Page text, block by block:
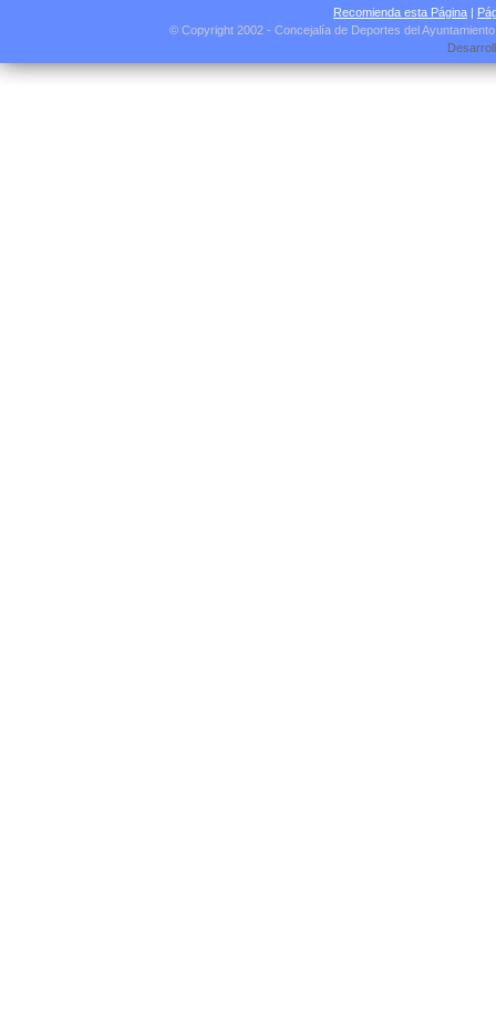
Recomienda esta Página |
© Copyright 2002 - Concejalía de Deportes del